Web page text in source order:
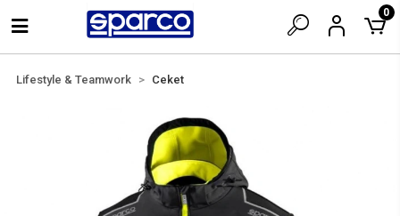
0
Lifestyle & Teamwork Ceket